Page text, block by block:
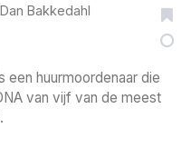
Dan Bakkedahl
een huurmoordenaar die
van vijf van de meest